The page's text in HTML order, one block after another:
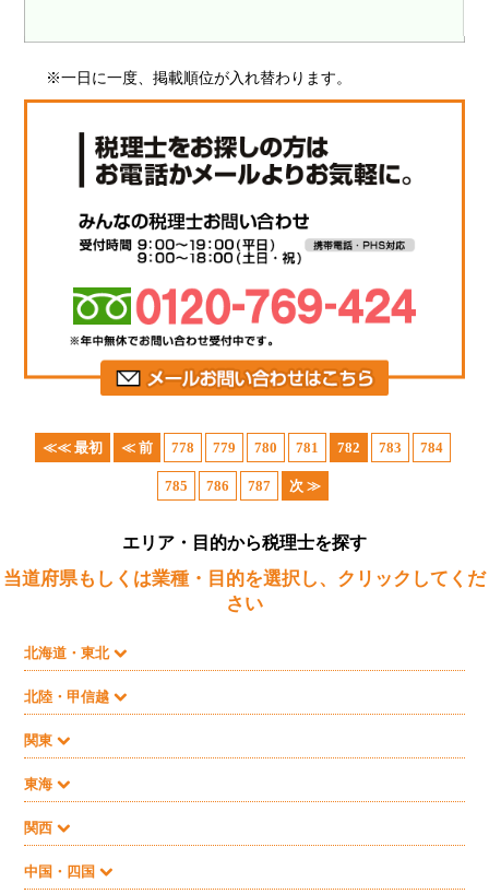
※一日に一度、掲載順位が入れ替わります。
≪≪ 最初 ≪ 前 778 779 780 781 782 783 784
785 786 787 次 ≫
エリア・目的から税理士を探す
当道府県もしくは業種・目的を選択し、クリックしてくだ
さい
北海道・東北
北陸・甲信越
関東
東海
関西
中国・四国